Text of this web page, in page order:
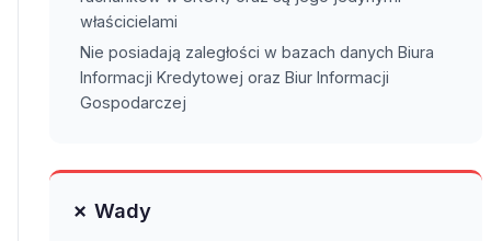
właścicielami
Nie posiadają zaległości w bazach danych Biura
Informacji Kredytowej oraz Biur Informacji
Gospodarczej
✗ Wady